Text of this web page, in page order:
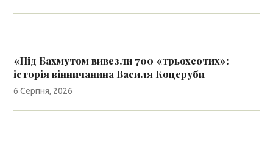
«Під Бахмутом вивезли 700 «трьохсотих»:
історія вінничанина Василя Коцеруби
6 Серпня, 2026